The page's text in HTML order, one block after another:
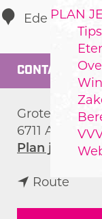
PLAN
Ede
CONTACT
Grotestraat/
6711 AP
Ede
Plan je route
Route